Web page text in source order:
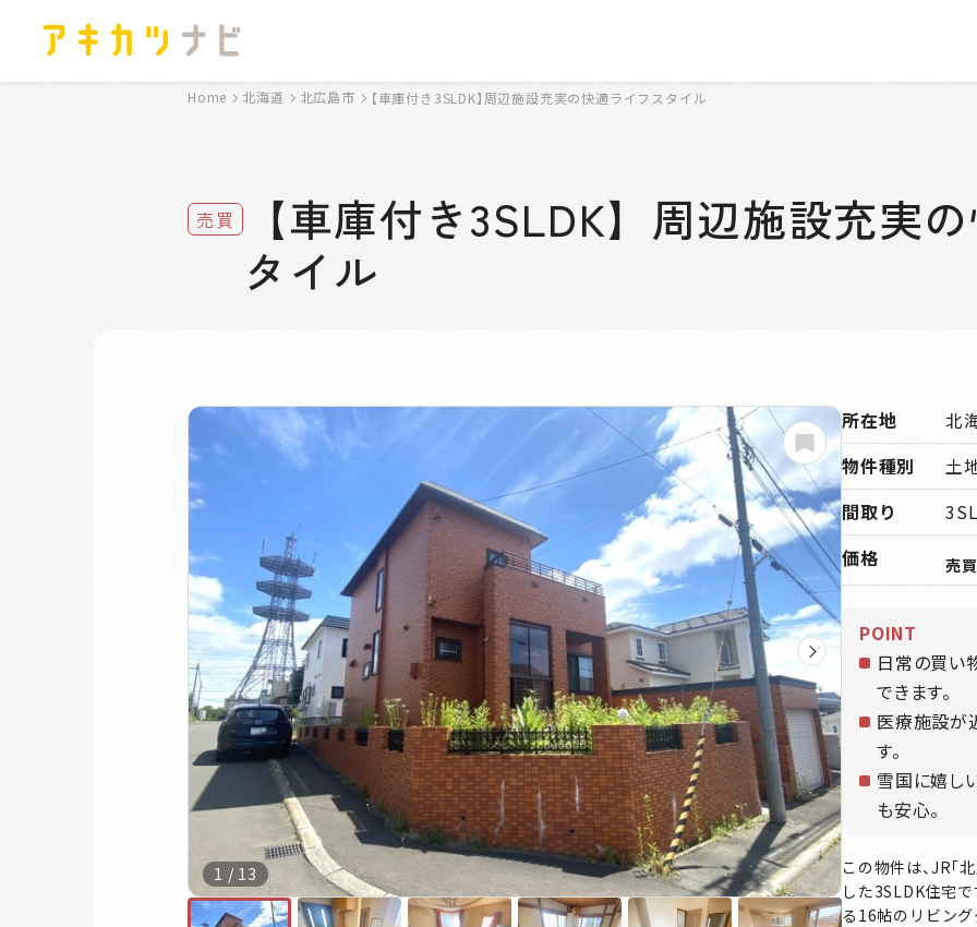
Home 北海道 北広島市 【車庫付き3SLDK】周辺施設充実の快適ライフスタイル
売買
【車庫付き3SLDK】周辺施設充実
タイル
1 / 13
所在地
北
物件種別
土
間取り
価格
売買
POINT
日常の買い
できます。
医療施設が
す。
雪国に嬉し
も安心。
この物件は、JR「
した3SLDK住宅で
る16帖のリビング